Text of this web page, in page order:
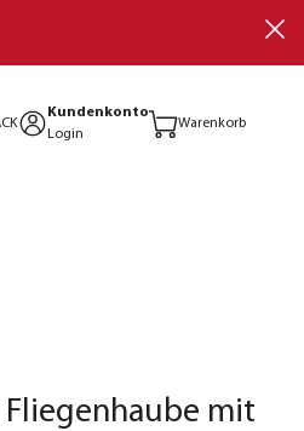
Kundenkonto
Login
Warenkorb
Fliegenhaube mit